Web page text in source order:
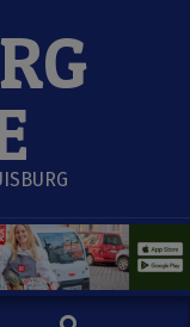
Search